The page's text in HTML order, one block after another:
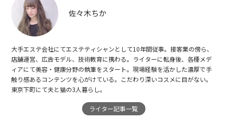
佐々木ちか
大手エステ会社にてエステティシャンとして10年間従事。接客業の傍ら、
店舗運営、広告モデル、技術教育に携わる。ライターに転身後、各種メデ
ィアにて美容・健康分野の執筆をスタート。現場経験を活かした濃厚で手
触り感あるコンテンツを心がけている。こだわり深いコスメに目がない。
東京下町にて夫と猫の3人暮らし。
ライター記事一覧